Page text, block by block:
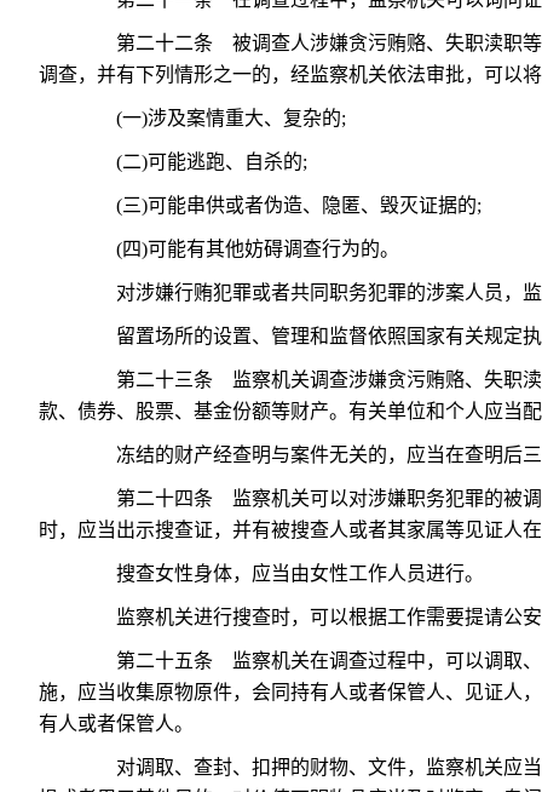
第二十二条 被调查人涉嫌贪污贿赂、失职渎职等
调查，并有下列情形之一的，经监察机关依法审批，可以
(一)涉及案情重大、复杂的;
(二)可能逃跑、自杀的;
(三)可能串供或者伪造、隐匿、毁灭证据的;
(四)可能有其他妨碍调查行为的。
对涉嫌行贿犯罪或者共同职务犯罪的涉案人员，监
留置场所的设置、管理和监督依照国家有关规定
第二十三条 监察机关调查涉嫌贪污贿赂、失职渎
款、债券、股票、基金份额等财产。有关单位和个人应当
冻结的财产经查明与案件无关的，应当在查明后三
第二十四条 监察机关可以对涉嫌职务犯罪的被调
时，应当出示搜查证，并有被搜查人或者其家属等见证人
搜查女性身体，应当由女性工作人员进行。
监察机关进行搜查时，可以根据工作需要提请公安
第二十五条 监察机关在调查过程中，可以调取、
施，应当收集原物原件，会同持有人或者保管人、见证人
有人或者保管人。
对调取、查封、扣押的财物、文件，监察机关应当